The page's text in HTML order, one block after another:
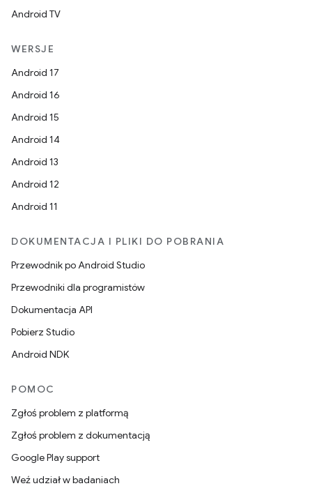
Android TV
WERSJE
Android 17
Android 16
Android 15
Android 14
Android 13
Android 12
Android 11
DOKUMENTACJA I PLIKI DO POBRANIA
Przewodnik po Android Studio
Przewodniki dla programistów
Dokumentacja API
Pobierz Studio
Android NDK
POMOC
Zgłoś problem z platformą
Zgłoś problem z dokumentacją
Google Play support
Weź udział w badaniach